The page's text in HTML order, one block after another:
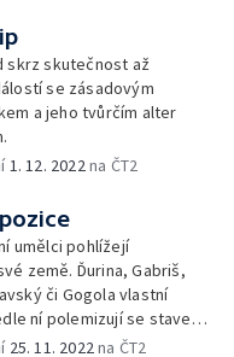
skrz skutečnost až
se zásadovým
a jeho tvůrčím alter
1. 12. 2022na ČT2
umělci pohlížejí
země. Ďurina, Gabriš,
či Gogola vlastní
ní polemizují se stavem
v politické, ale
25. 11. 2022na ČT2